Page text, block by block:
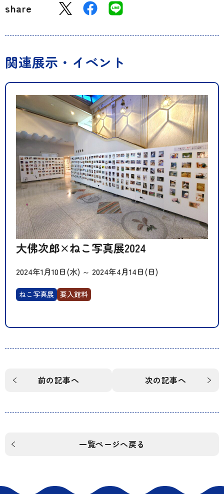
share
関連展示・イベント
大佛次郎×ねこ写真展2024
2024年1月10日(水) ～ 2024年4月14日(日)
ねこ写真展 要入館料
前の記事へ 次の記事へ
一覧ページへ戻る